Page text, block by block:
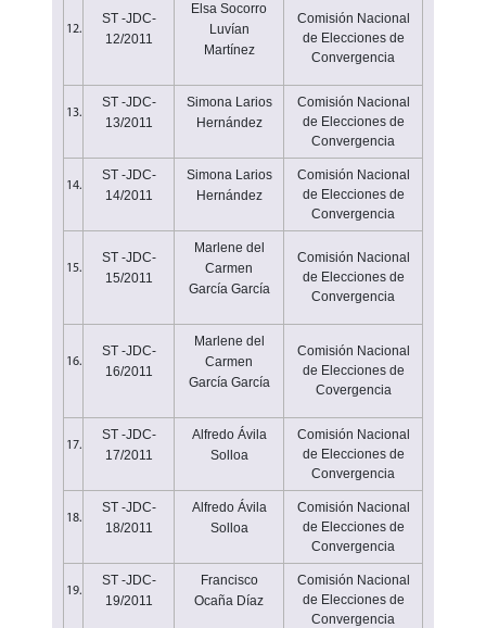
12.
ST -JDC-
12/2011
Elsa Socorro
Luvían
Martínez
Comisión Nacional
de Elecciones de
Convergencia
13.
ST -JDC-
13/2011
Simona Larios
Hernández
Comisión Nacional
de Elecciones de
Convergencia
14.
ST -JDC-
14/2011
Simona Larios
Hernández
Comisión Nacional
de Elecciones de
Convergencia
15.
ST -JDC-
15/2011
Marlene del
Carmen
García García
Comisión Nacional
de Elecciones de
Convergencia
16.
ST -JDC-
16/2011
Marlene del
Carmen
García García
Comisión Nacional
de Elecciones de
Covergencia
17.
ST -JDC-
17/2011
Alfredo Ávila
Solloa
Comisión Nacional
de Elecciones de
Convergencia
18.
ST -JDC-
18/2011
Alfredo Ávila
Solloa
Comisión Nacional
de Elecciones de
Convergencia
19.
ST -JDC-
19/2011
Francisco
Ocaña Díaz
Comisión Nacional
de Elecciones de
Convergencia